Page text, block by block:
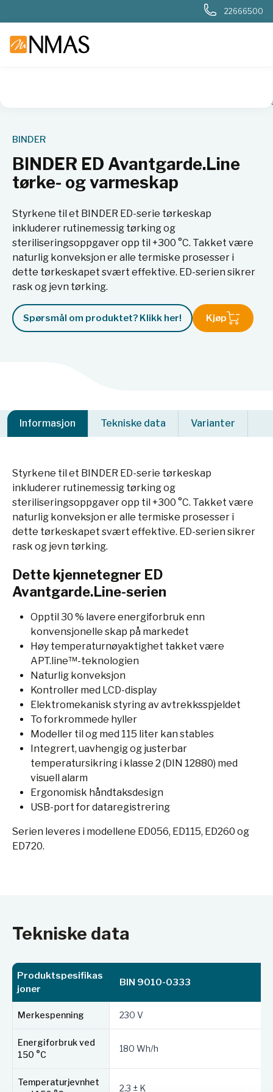
22666500
Varmeskap og
BINDER
BINDER ED Avantgarde.Line
tørke- og varmeskap
Styrkene til et BINDER ED-serie tørkeskap
inkluderer rutinemessig tørking og
steriliseringsoppgaver opp til +300 °C. Takket være
naturlig konveksjon er alle termiske prosesser i
dette tørkeskapet svært effektive. ED-serien sikrer
rask og jevn tørking.
Spørsmål om produktet? Klikk her! Kjøp
Informasjon Tekniske data Varianter
Styrkene til et BINDER ED-serie tørkeskap
inkluderer rutinemessig tørking og
steriliseringsoppgaver opp til +300 °C. Takket være
naturlig konveksjon er alle termiske prosesser i
dette tørkeskapet svært effektive. ED-serien sikrer
rask og jevn tørking.
Dette kjennetegner ED
Avantgarde.Line-serien
Opptil 30 % lavere energiforbruk enn
konvensjonelle skap på markedet
Høy temperaturnøyaktighet takket være
APT.line™-teknologien
Naturlig konveksjon
Kontroller med LCD-display
Elektromekanisk styring av avtrekksspjeldet
To forkrommede hyller
Modeller til og med 115 liter kan stables
Integrert, uavhengig og justerbar
temperatursikring i klasse 2 (DIN 12880) med
visuell alarm
Ergonomisk håndtaksdesign
USB-port for dataregistrering
Serien leveres i modellene ED056, ED115, ED260 og
ED720.
Tekniske data
Produktspesifikas
joner
BIN 9010-0333
Merkespenning 230 V
Energiforbruk ved
150 °C
180 Wh/h
Temperaturjevnhet
2.3 ± K